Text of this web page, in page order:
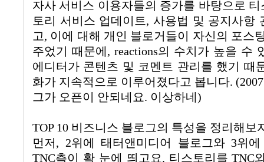
자사 서비스 이용자들의 증가를 바탕으로
토리 서비스 업데이트, 사용법 및 공지사항
고, 이에 대해 개인 블로거들이 자신의 포스
주었기 때문에, reactions의 수치가 높을 수
에디터가 콘텐츠 및 코멘트 관리를 했기 때
화가 지속적으로 이루어졌다고 봅니다.
그가 오픈이 안되네요. 이상하네)
TOP 10 비즈니스 블로그의 특성을 정리해보
먼저, 2위에 태터앤미디어 블로그와 3위
TNC측이 확 눈에 띄고요. 티스토리를 TNC